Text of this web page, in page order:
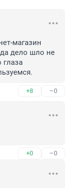
магазин
дело шло не
глаза
+8 –0
+0 –0